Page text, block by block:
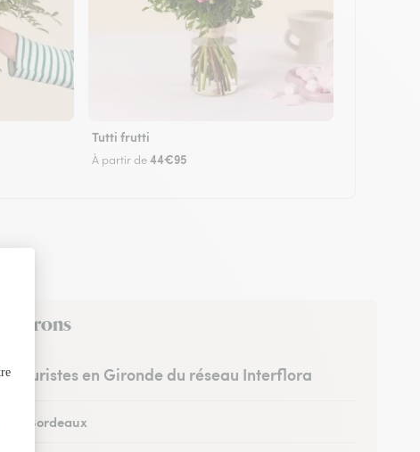
Tutti frutti
À partir de44€95
fleuristes en Gironde du réseau Interflora
à Bordeaux